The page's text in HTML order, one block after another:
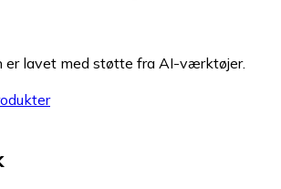
er lavet med støtte fra AI-værktøjer.